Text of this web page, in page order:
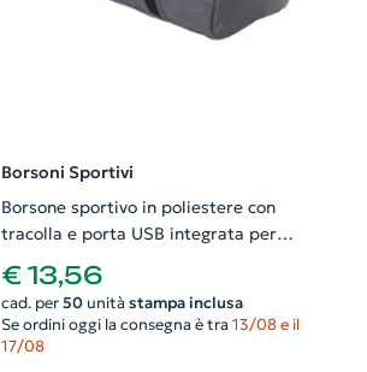
Borsoni Sportivi
Borsone sportivo in poliestere con
tracolla e porta USB integrata per
power bank 50x30x29cm
€ 13,56
cad. per 50unità stampa inclusa
Se ordini oggi la consegna è tra 13/08 e il
17/08